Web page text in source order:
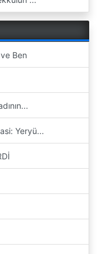
Ben
Yeryü...